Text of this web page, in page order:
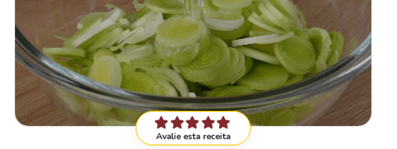
Avalie esta receita